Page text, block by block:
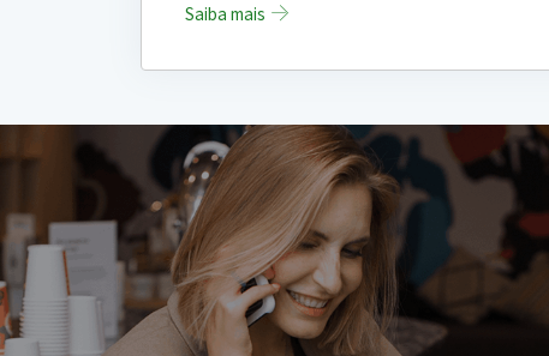
Saiba mais